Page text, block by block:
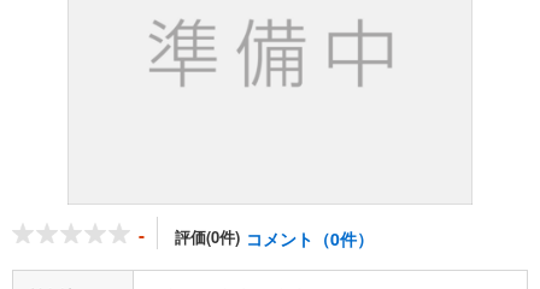
- 評価(0件) コメント（0件）